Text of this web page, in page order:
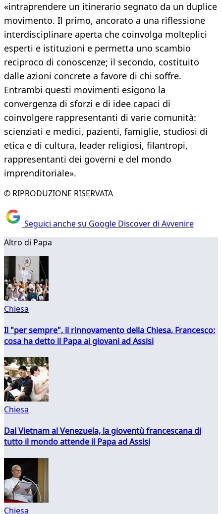
«intraprendere un itinerario segnato da un duplice
movimento. Il primo, ancorato a una riflessione
interdisciplinare aperta che coinvolga molteplici
esperti e istituzioni e permetta uno scambio
reciproco di conoscenze; il secondo, costituito
dalle azioni concrete a favore di chi soffre.
Entrambi questi movimenti esigono la
convergenza di sforzi e di idee capaci di
coinvolgere rappresentanti di varie comunità:
scienziati e medici, pazienti, famiglie, studiosi di
etica e di cultura, leader religiosi, filantropi,
rappresentanti dei governi e del mondo
imprenditoriale».
© RIPRODUZIONE RISERVATA
Seguici anche su Google Discover di Avvenire
Altro di Papa
Chiesa
Il "per sempre", il rinnovamento della Chiesa, Francesco:
cosa ha detto il Papa ai giovani ad Assisi
Chiesa
Dal Vietnam al Venezuela, la gioventù francescana di
tutto il mondo attende il Papa ad Assisi
Chiesa